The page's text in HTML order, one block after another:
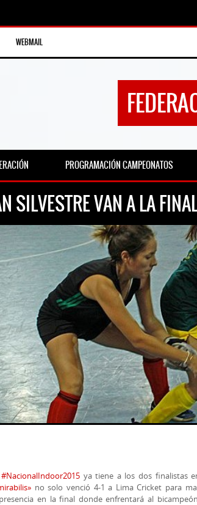
WEBMAIL
PROGRAMACIÓN CAMPEONATOS
SILVESTRE VAN A LA
‪#‎NacionalIndoor2015‬ ya tiene a los dos finalistas
no solo venció 4-1 a Lima Cricket para
en la final donde enfrentará al